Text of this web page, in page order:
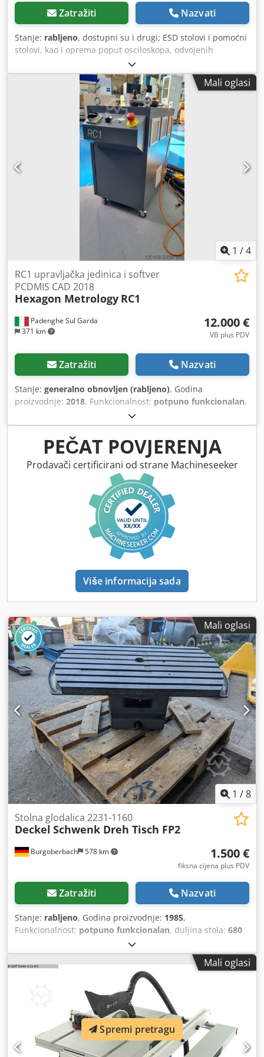
Zatražiti Nazvati
Stanje: rabljeno, dostupni su i drugi; ESD stolovi i pomoćni
stolovi, kao i oprema poput osciloskopa, odvojenih
transformatora itd. Credpfx Aoy I Uw Tsc Tof Cijena za
jedan laboratorijski stol s nadogradnjom i jednu mobilnu
Mali oglasi
1 /4
Padenghe Sul Garda
371 km
RC1 upravljačka jedinica i softver
PCDMIS CAD 2018
Hexagon Metrology RC1
12.000 €
VB plus PDV
Zatražiti Nazvati
Stanje: generalno obnovljen (rabljeno), Godina
proizvodnje: 2018, Funkcionalnost: potpuno funkcionalan,
Elektronička kontrola Hexagon RC1, u savršenom stanju, iz
2018. godine s vrlo malo radnih sati, isporučuje se u
paketu s odgovarajućim računalom s PCDmis CAD verzijom
2018. Izvrsno za retrofitiranje DEA i Hexagon strojeva poput
Mistral i Gobal. Ova kontrola je radila s DEA Iota i LIDA 140
skalama. Cjdpfxoxyqn Ns Ac Terf
PEČAT POVJERENJA
Prodavači certificirani od strane Machineseeker
Više informacija sada
Mali oglasi
1 /8
Burgoberbach 578 km
Stolna glodalica 2231-1160
Deckel Schwenk Dreh Tisch FP2
1.500 €
fiksna cijena plus PDV
Zatražiti Nazvati
Stanje: rabljeno, Godina proizvodnje: 1985,
Funkcionalnost: potpuno funkcionalan, duljina stola: 680
, visina stola:
se stol za glodanje marke Lid koji je montiran na glodalicu
FP2. Funkcije kuta i rotacije potpuno su funkcionalne,
nažalost više nema ručice. Na slikama se vide tragovi
istrošenosti na površini Credpfouuh Suox Ac Tef Dimenzije:
38*68 cm Snimanje: 25 cm visine
Mali oglasi
Spremi pretragu